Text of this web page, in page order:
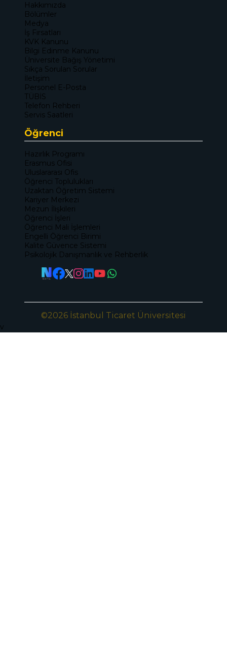
Hakkımızda
Bölümler
Medya
İş Fırsatları
KVK Kanunu
Bilgi Edinme Kanunu
Üniversite Bağış Yönetimi
Sıkça Sorulan Sorular
İletişim
Personel E-Posta
TÜBİS
Telefon Rehberi
Servis Saatleri
Öğrenci
Hazırlık Programı
Erasmus Ofisi
Uluslararası Ofis
Öğrenci Toplulukları
Uzaktan Öğretim Sistemi
Kariyer Merkezi
Mezun İlişkileri
Öğrenci İşleri
Öğrenci Mali İşlemleri
Engelli Öğrenci Birimi
Kalite Güvence Sistemi
Psikolojik Danışmanlık ve Rehberlik
©2026 İstanbul Ticaret Üniversitesi
v